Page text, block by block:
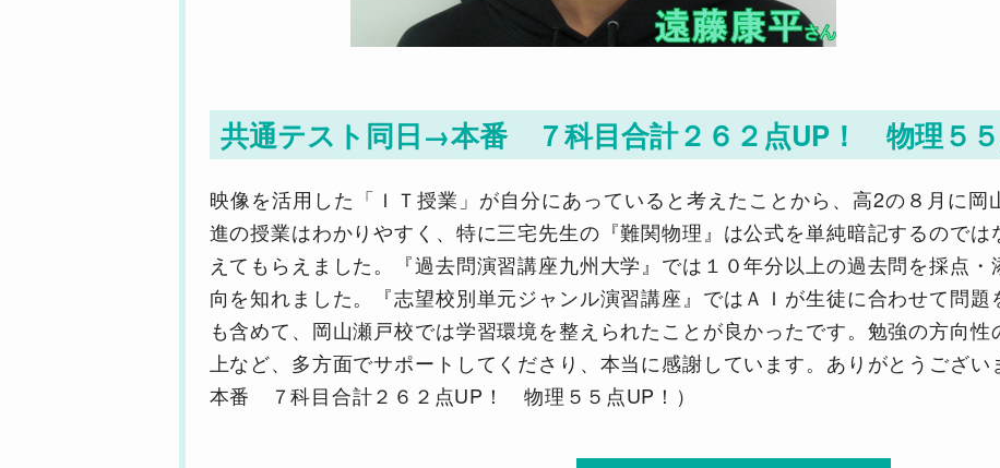
共通テスト同日→本番 ７科目合計２６２点UP！ 物理５５
映像を活用した「ＩＴ授業」が自分にあっていると考えたことから、高2の８月に岡
進の授業はわかりやすく、特に三宅先生の『難関物理』は公式を単純暗記するので
えてもらえました。『過去問演習講座九州大学』では１０年分以上の過去問を採点
向を知れました。『志望校別単元ジャンル演習講座』ではＡＩが生徒に合わせて問題
も含めて、岡山瀬戸校では学習環境を整えられたことが良かったです。勉強の方向
上など、多方面でサポートしてくださり、本当に感謝しています。ありがとうござ
本番 ７科目合計２６２点UP！ 物理５５点UP！）